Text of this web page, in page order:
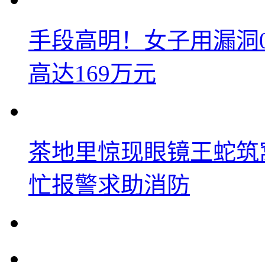
手段高明！女子用漏
高达169万元
茶地里惊现眼镜王蛇
忙报警求助消防